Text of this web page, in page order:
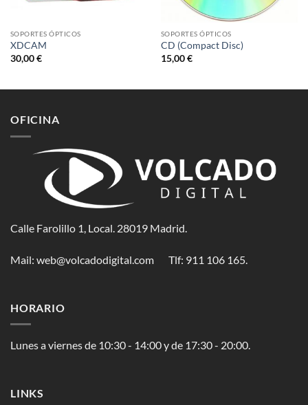
SOPORTES ÓPTICOS
XDCAM
30,00€
SOPORTES ÓPTICOS
CD (Compact Disc)
15,00€
OFICINA
Calle Farolillo 1, Local. 28019 Madrid.
Mail: web@volcadodigital.com Tlf: ‭911 106 165‬.
HORARIO
Lunes a viernes de 10:30 - 14:00 y de 17:30 - 20:00.
LINKS